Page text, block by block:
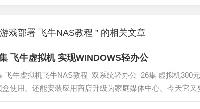
戏部署 飞牛NAS教程 ​” 的相关文章
飞牛虚拟机 实现WINDOWS轻办公
飞牛虚拟机飞牛NAS教程 双系统轻办公 26集 虚拟机300
盒使用。还能安装应用商店升级为家庭媒体中心。今天它
机技术，运行WINdows10系统，中度办公和看在线电影，